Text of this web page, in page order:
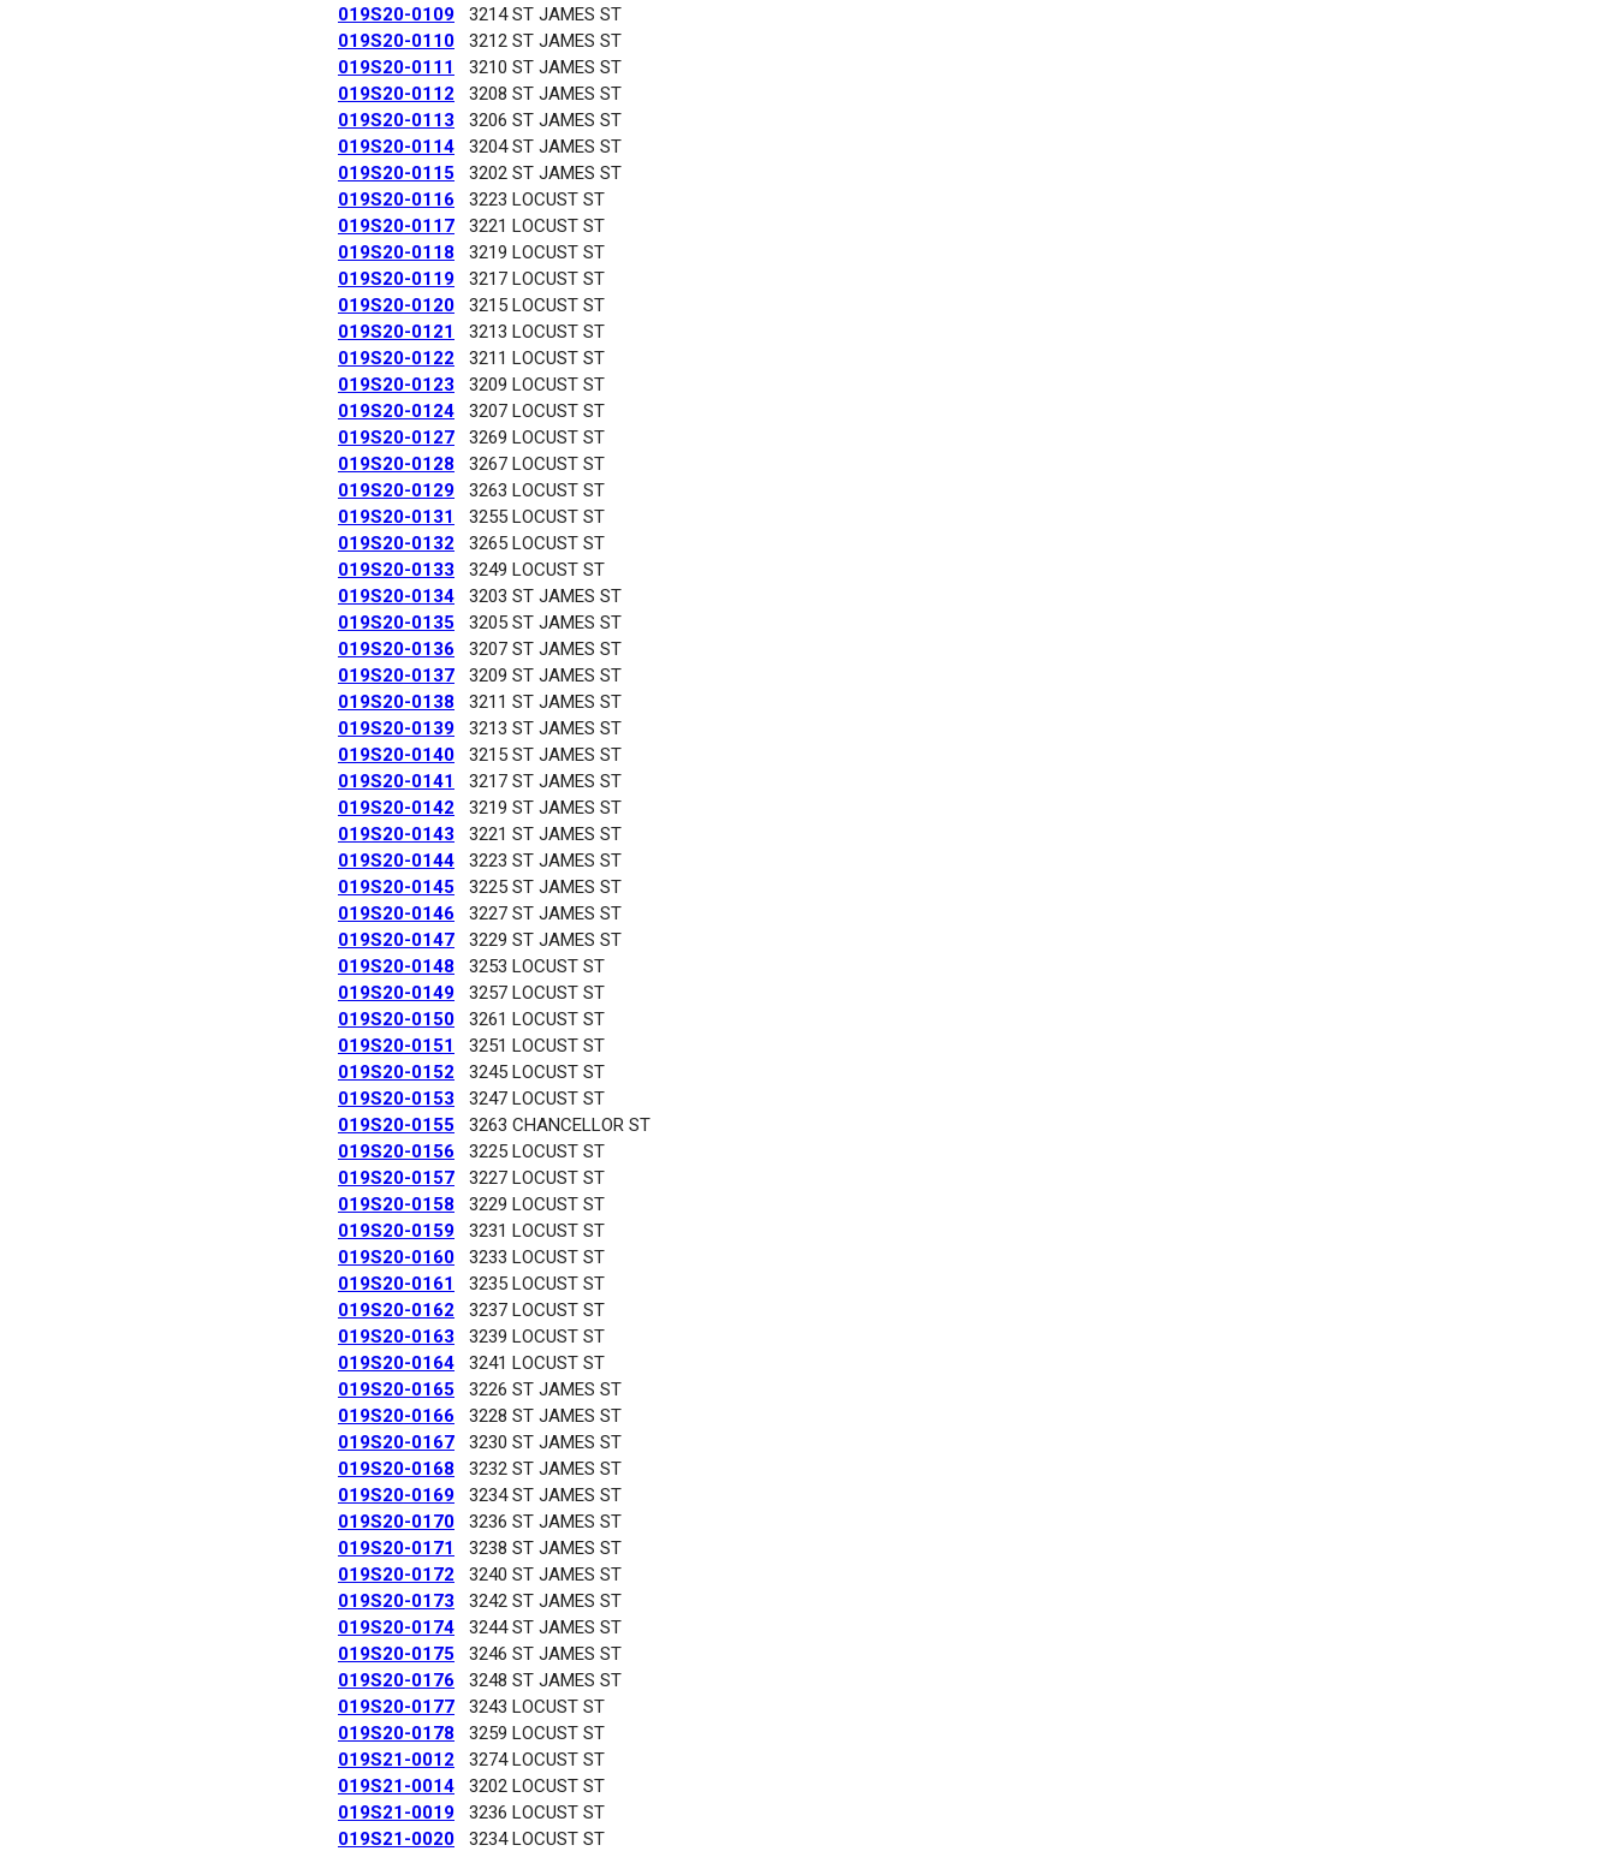
019S20-0109
3214 ST JAMES ST
019S20-0110
3212 ST JAMES ST
019S20-0111
3210 ST JAMES ST
019S20-0112
3208 ST JAMES ST
019S20-0113
3206 ST JAMES ST
019S20-0114
3204 ST JAMES ST
019S20-0115
3202 ST JAMES ST
019S20-0116
3223 LOCUST ST
019S20-0117
3221 LOCUST ST
019S20-0118
3219 LOCUST ST
019S20-0119
3217 LOCUST ST
019S20-0120
3215 LOCUST ST
019S20-0121
3213 LOCUST ST
019S20-0122
3211 LOCUST ST
019S20-0123
3209 LOCUST ST
019S20-0124
3207 LOCUST ST
019S20-0127
3269 LOCUST ST
019S20-0128
3267 LOCUST ST
019S20-0129
3263 LOCUST ST
019S20-0131
3255 LOCUST ST
019S20-0132
3265 LOCUST ST
019S20-0133
3249 LOCUST ST
019S20-0134
3203 ST JAMES ST
019S20-0135
3205 ST JAMES ST
019S20-0136
3207 ST JAMES ST
019S20-0137
3209 ST JAMES ST
019S20-0138
3211 ST JAMES ST
019S20-0139
3213 ST JAMES ST
019S20-0140
3215 ST JAMES ST
019S20-0141
3217 ST JAMES ST
019S20-0142
3219 ST JAMES ST
019S20-0143
3221 ST JAMES ST
019S20-0144
3223 ST JAMES ST
019S20-0145
3225 ST JAMES ST
019S20-0146
3227 ST JAMES ST
019S20-0147
3229 ST JAMES ST
019S20-0148
3253 LOCUST ST
019S20-0149
3257 LOCUST ST
019S20-0150
3261 LOCUST ST
019S20-0151
3251 LOCUST ST
019S20-0152
3245 LOCUST ST
019S20-0153
3247 LOCUST ST
019S20-0155
3263 CHANCELLOR ST
019S20-0156
3225 LOCUST ST
019S20-0157
3227 LOCUST ST
019S20-0158
3229 LOCUST ST
019S20-0159
3231 LOCUST ST
019S20-0160
3233 LOCUST ST
019S20-0161
3235 LOCUST ST
019S20-0162
3237 LOCUST ST
019S20-0163
3239 LOCUST ST
019S20-0164
3241 LOCUST ST
019S20-0165
3226 ST JAMES ST
019S20-0166
3228 ST JAMES ST
019S20-0167
3230 ST JAMES ST
019S20-0168
3232 ST JAMES ST
019S20-0169
3234 ST JAMES ST
019S20-0170
3236 ST JAMES ST
019S20-0171
3238 ST JAMES ST
019S20-0172
3240 ST JAMES ST
019S20-0173
3242 ST JAMES ST
019S20-0174
3244 ST JAMES ST
019S20-0175
3246 ST JAMES ST
019S20-0176
3248 ST JAMES ST
019S20-0177
3243 LOCUST ST
019S20-0178
3259 LOCUST ST
019S21-0012
3274 LOCUST ST
019S21-0014
3202 LOCUST ST
019S21-0019
3236 LOCUST ST
019S21-0020
3234 LOCUST ST